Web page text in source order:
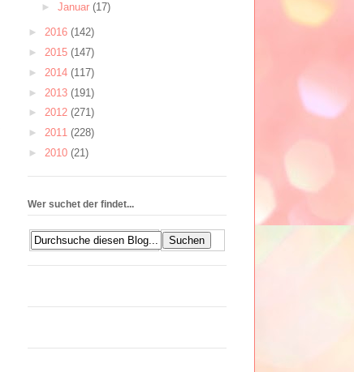
► Januar (17)
► 2016 (142)
► 2015 (147)
► 2014 (117)
► 2013 (191)
► 2012 (271)
► 2011 (228)
► 2010 (21)
Wer suchet der findet...